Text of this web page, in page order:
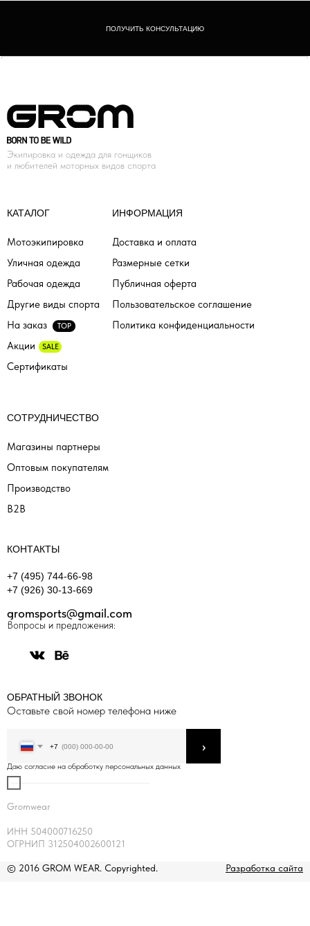
ПОЛУЧИТЬ КОНСУЛЬТАЦИЮ
КАТАЛОГ
Мотоэкипировка
Уличная одежда
Рабочая одежда
На заказ TOP
ИНФОРМАЦИЯ
Доставка и оплата
Производство
Размерные сетки
Публичная оферта
Пользовательское соглашение
СОТРУДНИЧЕСТВО
Магазины партнеры
Оптовым покупателям
Акции SALE
КОНТАКТЫ
+7 (495) 744-66-98
+7 (926) 30-13-669
gromsports@gmail.com
Gromwear
ИНН 504000716250
ОГРНИП 312504002600121
© 2016 GROM WEAR. Copyrighted. Разработка сайта
Вопросы и предложения:
Экипировка и одежда для гонщиков
и любителей моторных видов спорта
ОБРАТНЫЙ ЗВОНОК
Оставьте свой номер телефона ниже
+7
Даю согласие на обработку персональных данных
›
Политика конфиденциальности
Сертификаты
Другие виды спорта
B2B